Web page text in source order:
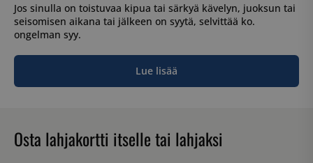
Jos sinulla on toistuvaa kipua tai särkyä kävelyn, juoksun tai
seisomisen aikana tai jälkeen on syytä, selvittää ko.
ongelman syy.
Lue lisää
Osta lahjakortti itselle tai lahjaksi